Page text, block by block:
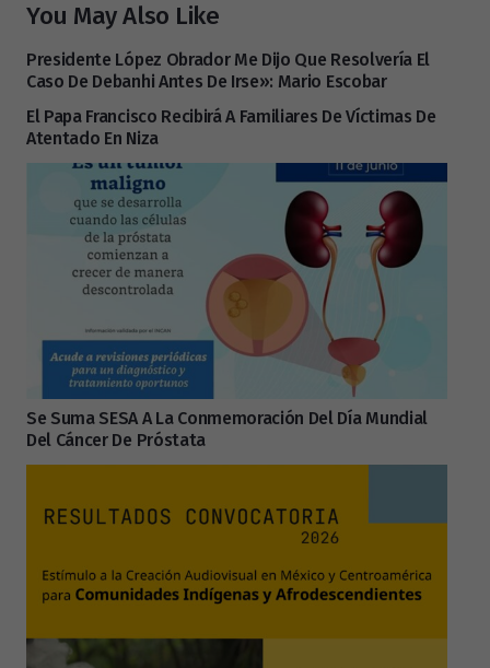
You May Also Like
Presidente López Obrador Me Dijo Que Resolvería El
Caso De Debanhi Antes De Irse»: Mario Escobar
El Papa Francisco Recibirá A Familiares De Víctimas De
Atentado En Niza
Se Suma SESA A La Conmemoración Del Día Mundial
Del Cáncer De Próstata